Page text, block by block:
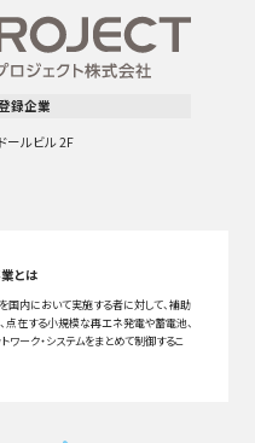
録企業
ールビル 2F
とは
国内において実施する者に対して、補助
点在する小規模な再エネ発電や蓄電池、
ーク・システムをまとめて制御するこ